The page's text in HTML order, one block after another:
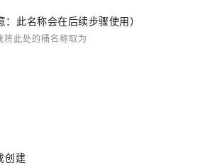
此名称会在后续步骤使用）
此处的桶名称取为
创建